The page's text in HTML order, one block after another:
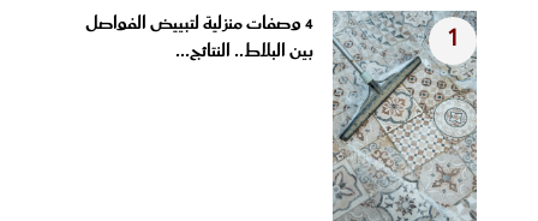
1
4 وصفات منزلية لتبييض الفواصل
بين البلاط.. النتائج...